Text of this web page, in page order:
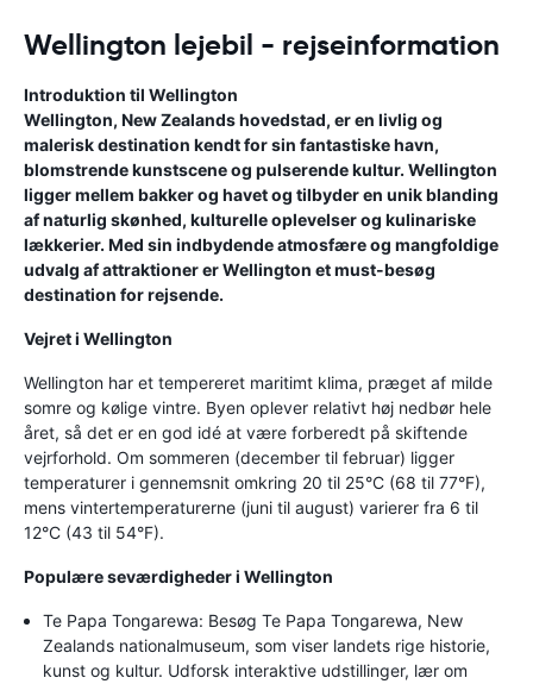
Wellington lejebil - rejseinformation
Introduktion til Wellington
Wellington, New Zealands hovedstad, er en livlig og
malerisk destination kendt for sin fantastiske havn,
blomstrende kunstscene og pulserende kultur. Wellington
ligger mellem bakker og havet og tilbyder en unik blanding
af naturlig skønhed, kulturelle oplevelser og kulinariske
lækkerier. Med sin indbydende atmosfære og mangfoldige
udvalg af attraktioner er Wellington et must-besøg
destination for rejsende.
Vejret i Wellington
Wellington har et tempereret maritimt klima, præget af milde
somre og kølige vintre. Byen oplever relativt høj nedbør hele
året, så det er en god idé at være forberedt på skiftende
vejrforhold. Om sommeren (december til februar) ligger
temperaturer i gennemsnit omkring 20 til 25°C (68 til 77°F),
mens vintertemperaturerne (juni til august) varierer fra 6 til
12°C (43 til 54°F).
Populære seværdigheder i Wellington
Te Papa Tongarewa: Besøg Te Papa Tongarewa, New
Zealands nationalmuseum, som viser landets rige historie,
kunst og kultur. Udforsk interaktive udstillinger, lær om